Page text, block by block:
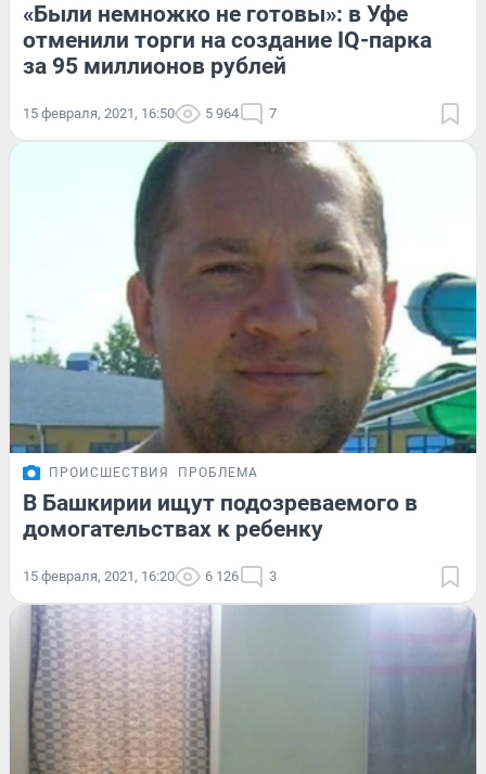
«Были немножко не готовы»: в Уфе
отменили торги на создание IQ-парка
за 95 миллионов рублей
15 февраля, 2021, 16:50 5 964 7
ПРОИСШЕСТВИЯ ПРОБЛЕМА
В Башкирии ищут подозреваемого в
домогательствах к ребенку
15 февраля, 2021, 16:20 6 126 3